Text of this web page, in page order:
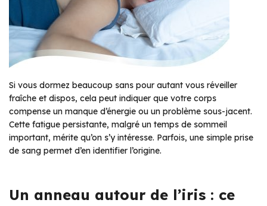
Si vous dormez beaucoup sans pour autant vous réveiller
fraîche et dispos, cela peut indiquer que votre corps
compense un manque d’énergie ou un problème sous-jacent.
Cette fatigue persistante, malgré un temps de sommeil
important, mérite qu’on s’y intéresse. Parfois, une simple prise
de sang permet d’en identifier l’origine.
Un anneau autour de l’iris : ce